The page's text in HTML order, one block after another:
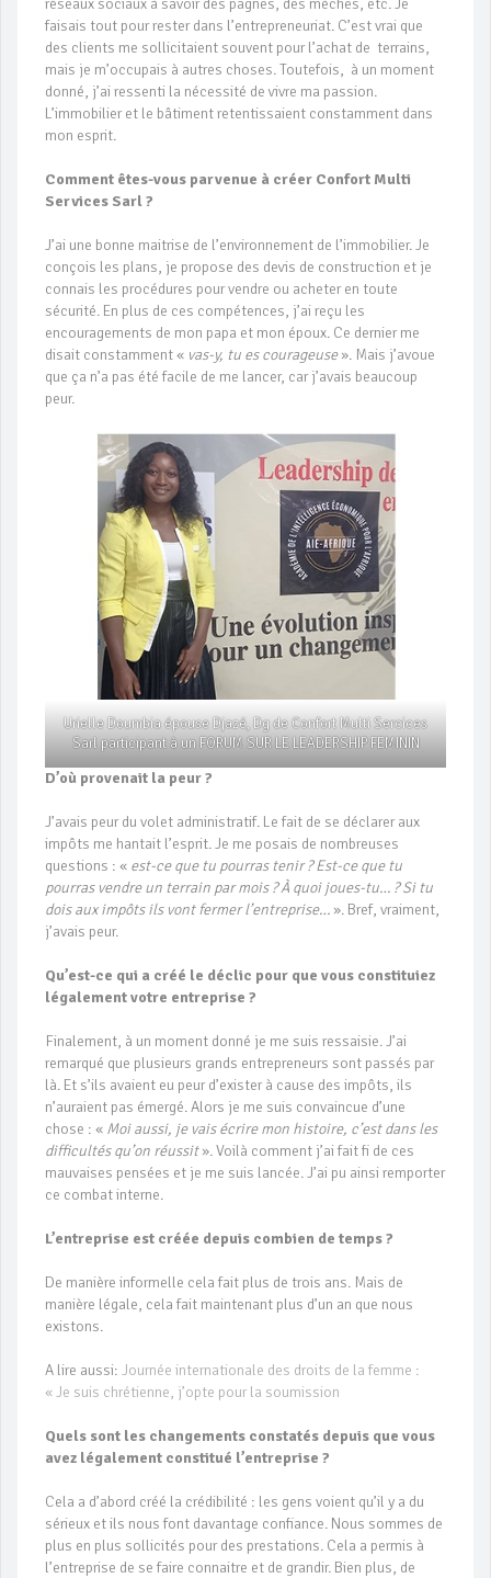
faisais tout pour rester dans l’entrepreneuriat. C’est vrai que
des clients me sollicitaient souvent pour l’achat de terrains,
mais je m’occupais à autres choses. Toutefois, à un moment
donné, j’ai ressenti la nécessité de vivre ma passion.
L’immobilier et le bâtiment retentissaient constamment dans
mon esprit.
Comment êtes-vous parvenue à créer Confort Multi
Services Sarl ?
J’ai une bonne maitrise de l’environnement de l’immobilier. Je
conçois les plans, je propose des devis de construction et je
connais les procédures pour vendre ou acheter en toute
sécurité. En plus de ces compétences, j’ai reçu les
encouragements de mon papa et mon époux. Ce dernier me
disait constamment « vas-y, tu es courageuse». Mais j’avoue
que ça n’a pas été facile de me lancer, car j’avais beaucoup
peur.
Urielle Doumbia épouse Djazé, Dg de Confort Multi Sercices
Sarl participant à un FORUM SUR LE LEADERSHIP FEMININ
D’où provenait la peur ?
J’avais peur du volet administratif. Le fait de se déclarer aux
impôts me hantait l’esprit. Je me posais de nombreuses
questions : « est-ce que tu pourras tenir ? Est-ce que tu
pourras vendre un terrain par mois ? À quoi joues-tu… ? Si tu
dois aux impôts ils vont fermer l’entreprise… ». Bref, vraiment,
j’avais peur.
Qu’est-ce qui a créé le déclic pour que vous constituiez
légalement votre entreprise ?
Finalement, à un moment donné je me suis ressaisie. J’ai
remarqué que plusieurs grands entrepreneurs sont passés par
là. Et s’ils avaient eu peur d’exister à cause des impôts, ils
n’auraient pas émergé. Alors je me suis convaincue d’une
chose : « Moi aussi, je vais écrire mon histoire, c’est dans les
difficultés qu’on réussit». Voilà comment j’ai fait fi de ces
mauvaises pensées et je me suis lancée. J’ai pu ainsi remporter
ce combat interne.
L’entreprise est créée depuis combien de temps ?
De manière informelle cela fait plus de trois ans. Mais de
manière légale, cela fait maintenant plus d’un an que nous
existons.
A lire aussi: Journée internationale des droits de la femme :
« Je suis chrétienne, j’opte pour la soumission
Quels sont les changements constatés depuis que vous
avez légalement constitué l’entreprise ?
Cela a d’abord créé la crédibilité : les gens voient qu’il y a du
sérieux et ils nous font davantage confiance. Nous sommes de
plus en plus sollicités pour des prestations. Cela a permis à
l’entreprise de se faire connaitre et de grandir. Bien plus, de